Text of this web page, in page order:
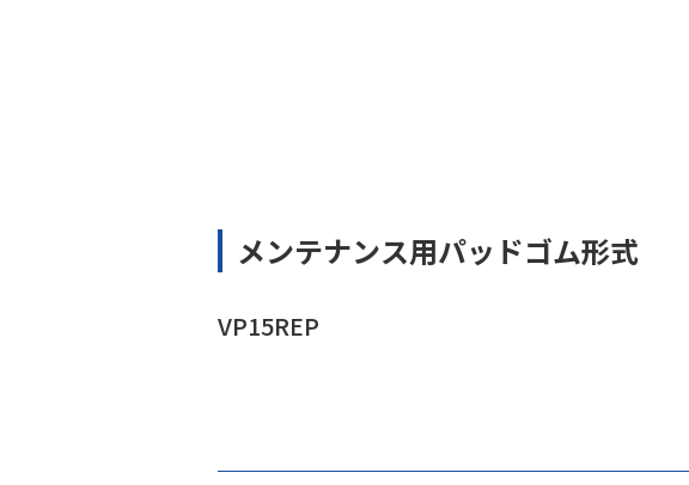
メンテナンス用パッドゴム形式
VP15REP